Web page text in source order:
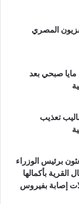
المصري
صبحي بعد
تعذيب
برئيس الوزراء
القرية بأكمالها
بعد ظهور 5 حالات إصابة بفيروس